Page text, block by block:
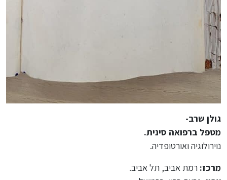
גולן שרב-
מטפל ברפואה סינית.
נוירולוגיה ואורטופדיה.
מרכז: רמת אביב, תל אביב.